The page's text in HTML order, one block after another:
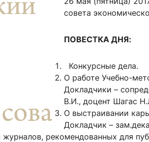
Закрепление
трудоустройству
факультета»
«Экономика»
совета
ПОВЕСТКА ДНЯ:
Конкурсные дела.
О работе Учебно-
Докладчики –
В.И., доцент Шагас
О выстраивании
Докладчик –
рекомендованных для